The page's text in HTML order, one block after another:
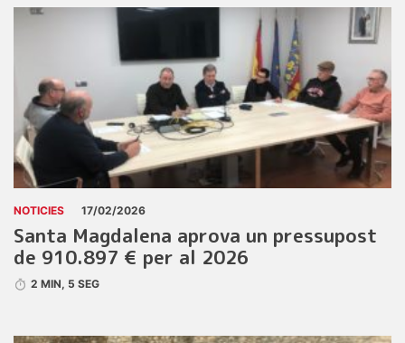
NOTICIES 17/02/2026
Santa Magdalena aprova un pressupost
de 910.897 € per al 2026
2 MIN, 5 SEG